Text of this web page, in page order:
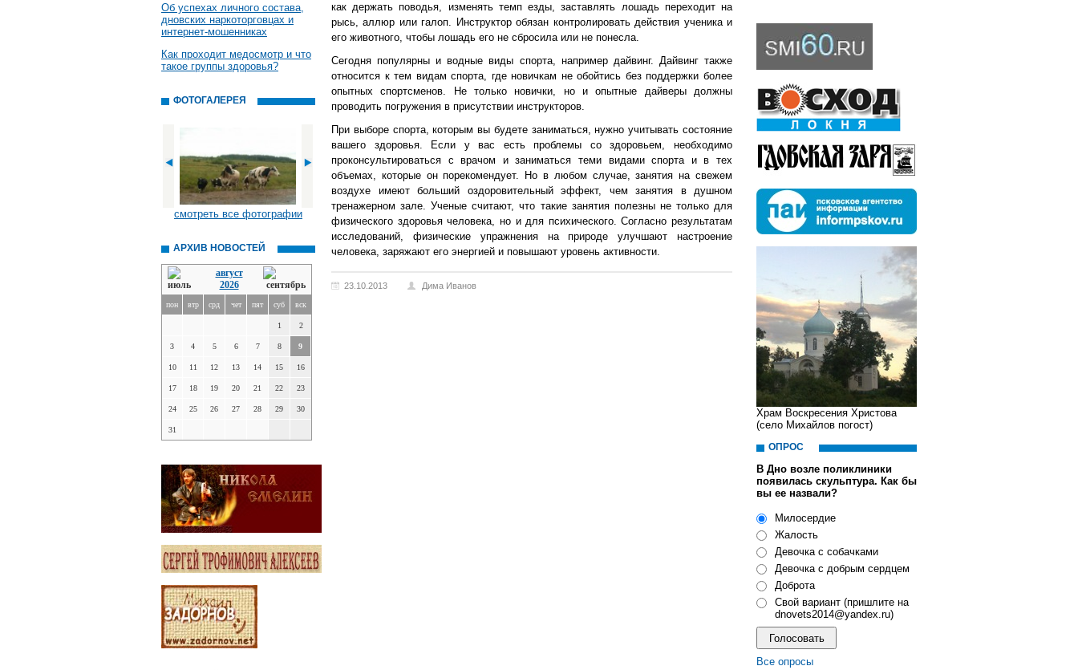
Об успехах личного состава,
дновских наркоторговцах и
интернет-мошенниках
Как проходит медосмотр и что
такое группы здоровья?
ФОТОГАЛЕРЕЯ
смотреть все фотографии
АРХИВ НОВОСТЕЙ
август
2026
пон втр срд чет пят суб вск
1 2
3 4 5 6 7 8 9
10 11 12 13 14 15 16
17 18 19 20 21 22 23
24 25 26 27 28 29 30
31
как держать поводья, изменять темп езды, заставлять лошадь переходит на
рысь, аллюр или галоп. Инструктор обязан контролировать действия ученика и
его животного, чтобы лошадь его не сбросила или не понесла.
Сегодня популярны и водные виды спорта, например дайвинг. Дайвинг также
относится к тем видам спорта, где новичкам не обойтись без поддержки более
опытных спортсменов. Не только новички, но и опытные дайверы должны
проводить погружения в присутствии инструкторов.
При выборе спорта, которым вы будете заниматься, нужно учитывать состояние
вашего здоровья. Если у вас есть проблемы со здоровьем, необходимо
проконсультироваться с врачом и заниматься теми видами спорта и в тех
объемах, которые он порекомендует. Но в любом случае, занятия на свежем
воздухе имеют больший оздоровительный эффект, чем занятия в душном
тренажерном зале. Ученые считают, что такие занятия полезны не только для
физического здоровья человека, но и для психического. Согласно результатам
исследований, физические упражнения на природе улучшают настроение
человека, заряжают его энергией и повышают уровень активности.
23.10.2013 Дима Иванов
Храм Воскресения Христова
(село Михайлов погост)
ОПРОС
В Дно возле поликлиники
появилась скульптура. Как бы
вы ее назвали?
Милосердие
Жалость
Девочка с собачками
Девочка с добрым сердцем
Доброта
Свой вариант (пришлите на
dnovets2014@yandex.ru)
Все опросы